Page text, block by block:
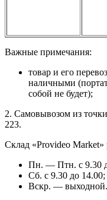
Важные примечания:
товар и его
наличными
собой не будет);
2. Самовывозом из
223.
Склад «Provideo Market»
Пн. — Птн. с 9.30
Сб. с 9.30 до 14.00;
Вскр. — выходной.